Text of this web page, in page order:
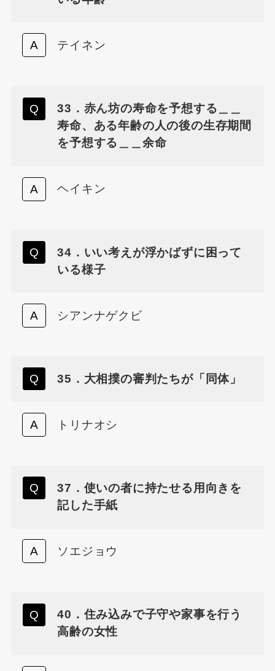
テイネン
33．赤ん坊の寿命を予想する＿＿
寿命、ある年齢の人の後の生存期間
を予想する＿＿余命
ヘイキン
34．いい考えが浮かばずに困って
いる様子
シアンナゲクビ
35．大相撲の審判たちが「同体」
トリナオシ
37．使いの者に持たせる用向きを
記した手紙
ソエジョウ
40．住み込みで子守や家事を行う
高齢の女性